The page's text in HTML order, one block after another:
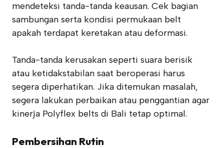
mendeteksi tanda-tanda keausan. Cek bagian
sambungan serta kondisi permukaan belt
apakah terdapat keretakan atau deformasi.
Tanda-tanda kerusakan seperti suara berisik
atau ketidakstabilan saat beroperasi harus
segera diperhatikan. Jika ditemukan masalah,
segera lakukan perbaikan atau penggantian agar
kinerja Polyflex belts di Bali tetap optimal.
Pembersihan Rutin